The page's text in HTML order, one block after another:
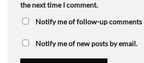
the next time I comment.
Notify me of follow-up comments
Notify me of new posts by email.